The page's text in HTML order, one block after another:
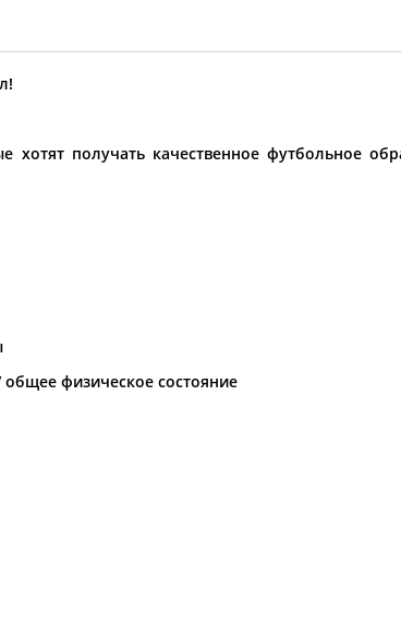
вам спортивной организации или
вы можете это сделать
мяча Мичуринский
(Школа мяча)
получать качественное футбольное
физическое состояние